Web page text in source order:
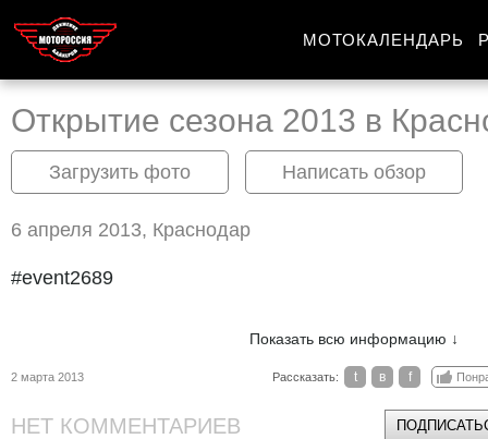
МОТОКАЛЕНДАРЬ
Открытие сезона 2013 в
Загрузить фото Написать обзор
6 апреля 2013, Краснодар
#event2689
Показать всю информацию ↓
2 марта 2013 Рассказать: t в f
НЕТ КОММЕНТАРИЕВ